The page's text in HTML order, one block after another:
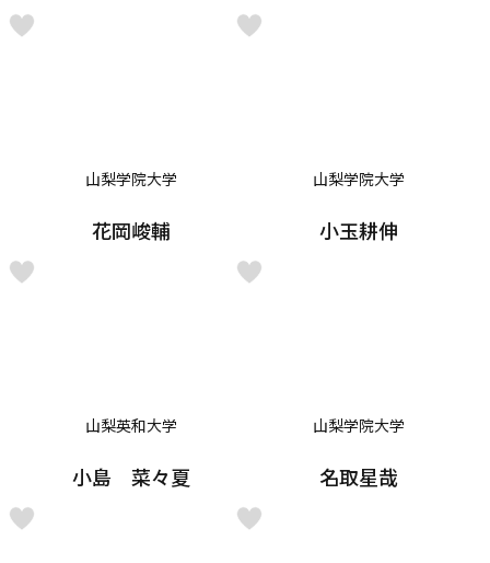
山梨学院大学
花岡峻輔
山梨学院大学
小玉耕伸
山梨英和大学
小島 菜々夏
山梨学院大学
名取星哉